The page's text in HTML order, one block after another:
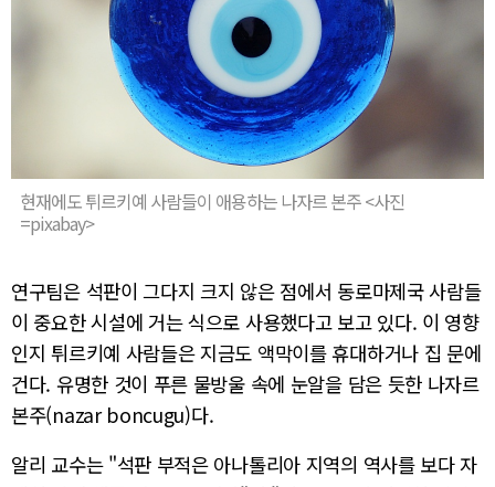
현재에도 튀르키예 사람들이 애용하는 나자르 본주 <사진
=pixabay>
연구팀은 석판이 그다지 크지 않은 점에서 동로마제국 사람들
이 중요한 시설에 거는 식으로 사용했다고 보고 있다. 이 영향
인지 튀르키예 사람들은 지금도 액막이를 휴대하거나 집 문에
건다. 유명한 것이 푸른 물방울 속에 눈알을 담은 듯한 나자르
본주(nazar boncugu)다.
알리 교수는 "석판 부적은 아나톨리아 지역의 역사를 보다 자